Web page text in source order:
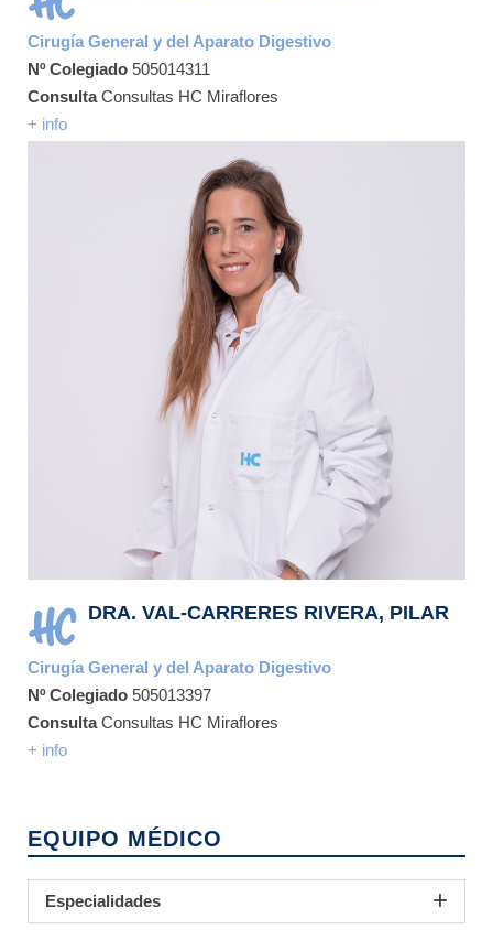
EQUIPO MÉDICO
Especialidades
Cirugía General y del Aparato Digestivo
Nº Colegiado 505014311
ConsultaConsultas HC Miraflores
+ info
DRA. VAL-CARRERES RIVERA, PILAR
Cirugía General y del Aparato Digestivo
Nº Colegiado 505013397
ConsultaConsultas HC Miraflores
+ info